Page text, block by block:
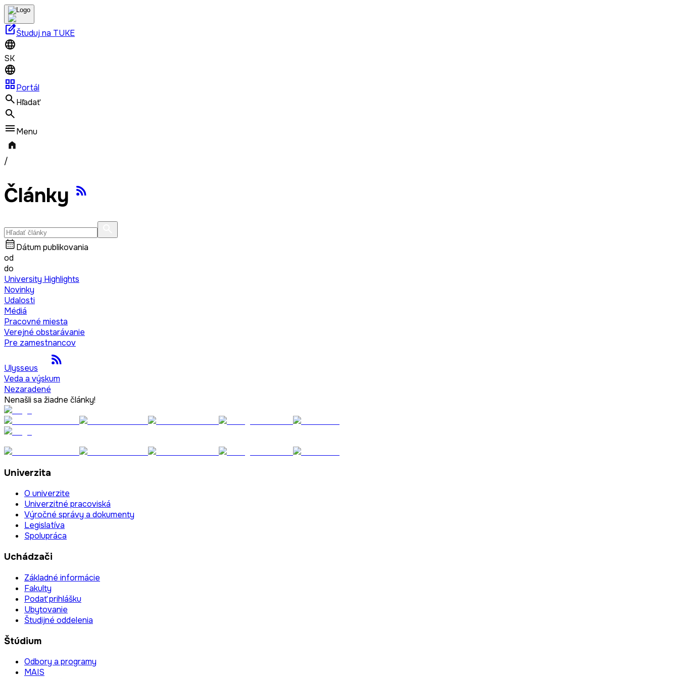
edit_squareŠtuduj na TUKE
SK
grid_viewPortál
Hľadať
Menu
/
Články
Dátum publikovania
od
do
University Highlights
Novinky
Udalosti
Médiá
Pracovné miesta
Verejné obstarávanie
Pre zamestnancov
Ulysseus
Veda a výskum
Nezaradené
Nenašli sa žiadne články!
Univerzita
O univerzite
Univerzitné pracoviská
Výročné správy a dokumenty
Legislatíva
Spolupráca
Uchádzači
Základné informácie
Fakulty
Podať prihlášku
Ubytovanie
Študijné oddelenia
Štúdium
Odbory a programy
MAIS